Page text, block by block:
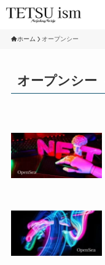
ホーム オープンシー
オープンシー